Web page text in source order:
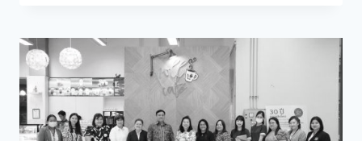
เข้า
ร่วม
กิจกรรม
ความ
สุข
ใน
แบบ